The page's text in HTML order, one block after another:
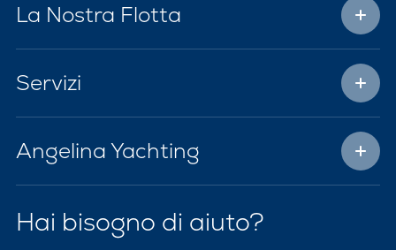
La Nostra Flotta
Servizi
Angelina Yachting
Hai bisogno di aiuto?